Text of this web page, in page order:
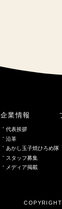
企業情報
代表挨拶
沿革
あかし玉子焼ひろめ隊
スタッフ募集
メディア掲載